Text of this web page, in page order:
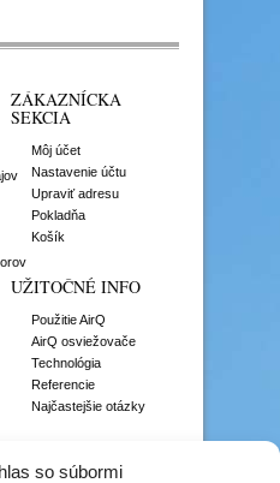
so súbormi
ZÁKAZNÍCKA
SEKCIA
Môj účet
Nastavenie účtu
Upraviť adresu
Pokladňa
Košík
UŽITOČNÉ INFO
Použitie AirQ
AirQ osviežovače
Technológia
Referencie
Najčastejšie otázky